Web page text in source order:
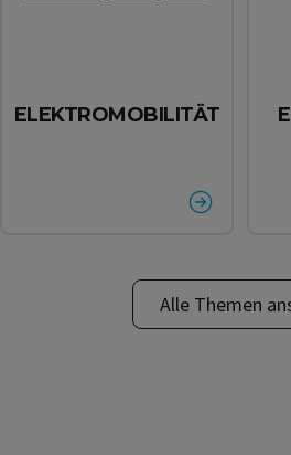
ELEKTROMOBILITÄT
Alle Themen